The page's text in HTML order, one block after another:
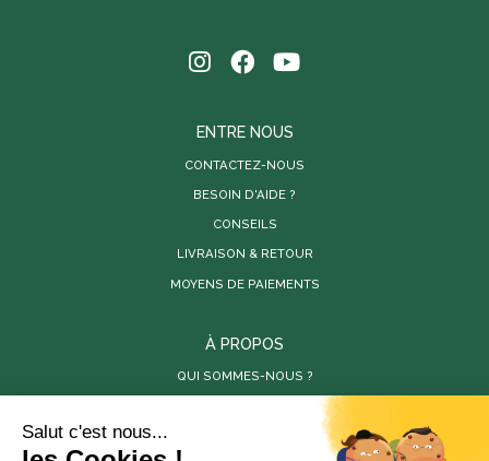
ENTRE NOUS
CONTACTEZ-NOUS
BESOIN D'AIDE ?
CONSEILS
LIVRAISON & RETOUR
MOYENS DE PAIEMENTS
À PROPOS
QUI SOMMES-NOUS ?